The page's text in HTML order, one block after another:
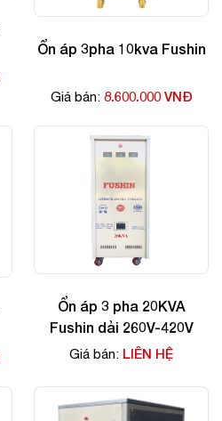
Ổn áp 3pha 10kva Fushin
Giá bán: 8.600.000 VNĐ
Ổn áp 3 pha 20KVA
Fushin dải 260V-420V
Giá bán: LIÊN HỆ